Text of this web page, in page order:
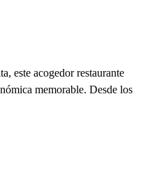
este acogedor restaurante
memorable. Desde los